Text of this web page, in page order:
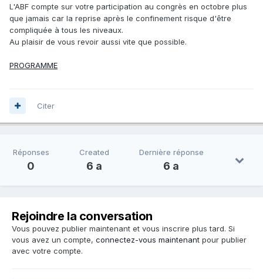
L'ABF compte sur votre participation au congrès en octobre plus
que jamais car la reprise après le confinement risque d'être
compliquée à tous les niveaux.
Au plaisir de vous revoir aussi vite que possible.
PROGRAMME
Citer
Réponses
0
Created
6 a
Dernière réponse
6 a
Rejoindre la conversation
Vous pouvez publier maintenant et vous inscrire plus tard. Si
vous avez un compte, connectez-vous maintenant pour publier
avec votre compte.